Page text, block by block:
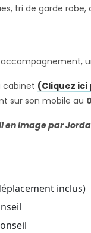
tri de garde robe,
cabinet (Cliquez
sur son mobile au
image par
inclus)